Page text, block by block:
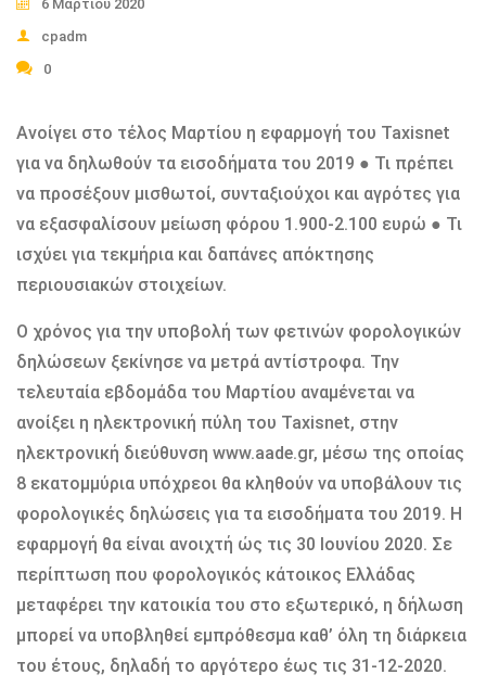
6 Μαρτίου 2020
cpadm
0
Ανοίγει στο τέλος Μαρτίου η εφαρμογή του Taxisnet
για να δηλωθούν τα εισοδήματα του 2019 ● Τι πρέπει
να προσέξουν μισθωτοί, συνταξιούχοι και αγρότες για
να εξασφαλίσουν μείωση φόρου 1.900-2.100 ευρώ ● Τι
ισχύει για τεκμήρια και δαπάνες απόκτησης
περιουσιακών στοιχείων.
Ο χρόνος για την υποβολή των φετινών φορολογικών
δηλώσεων ξεκίνησε να μετρά αντίστροφα. Την
τελευταία εβδομάδα του Μαρτίου αναμένεται να
ανοίξει η ηλεκτρονική πύλη του Taxisnet, στην
ηλεκτρονική διεύθυνση www.aade.gr, μέσω της οποίας
8 εκατομμύρια υπόχρεοι θα κληθούν να υποβάλουν τις
φορολογικές δηλώσεις για τα εισοδήματα του 2019. Η
εφαρμογή θα είναι ανοιχτή ώς τις 30 Ιουνίου 2020. Σε
περίπτωση που φορολογικός κάτοικος Ελλάδας
μεταφέρει την κατοικία του στο εξωτερικό, η δήλωση
μπορεί να υποβληθεί εμπρόθεσμα καθ’ όλη τη διάρκεια
του έτους, δηλαδή το αργότερο έως τις 31-12-2020.